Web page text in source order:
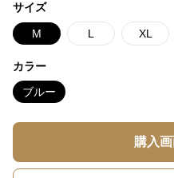
サイズ
M L XL
カラー
ブルー
購入